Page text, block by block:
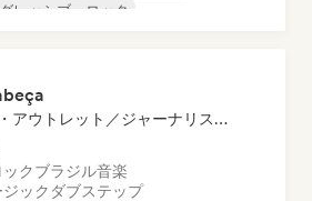
レッシブ・ロック
メディア・アウトレット／ジャーナリスト, ラジオ局
クブラジル音楽
ック ダブステップ